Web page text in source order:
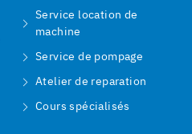
Service location de
machine
Service de pompage
Atelier de reparation
Cours spécialisés